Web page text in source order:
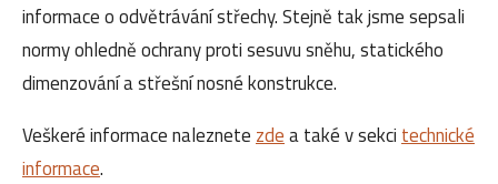
informace o odvětrávání střechy. Stejně tak jsme sepsali
normy ohledně ochrany proti sesuvu sněhu, statického
dimenzování a střešní nosné konstrukce.
Veškeré informace naleznete zdea také v sekci technické
informace.